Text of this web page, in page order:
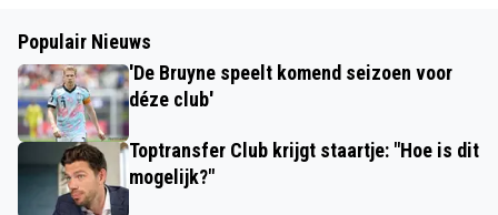
Populair Nieuws
'De Bruyne speelt komend seizoen voor
déze club'
Toptransfer Club krijgt staartje: "Hoe is dit
mogelijk?"